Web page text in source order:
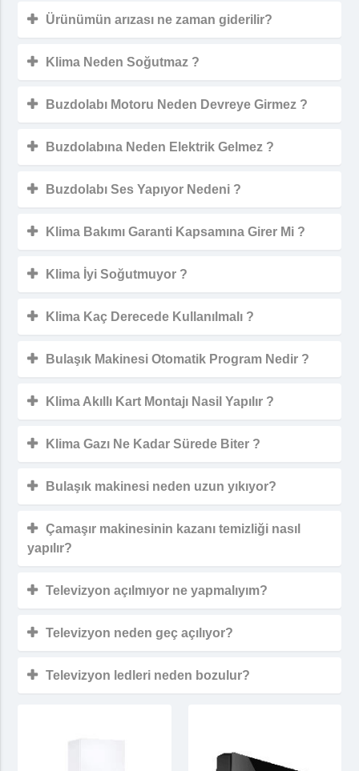
Ürünümün arızası ne zaman giderilir?
Klima Neden Soğutmaz ?
Buzdolabı Motoru Neden Devreye Girmez ?
Buzdolabına Neden Elektrik Gelmez ?
Buzdolabı Ses Yapıyor Nedeni ?
Klima Bakımı Garanti Kapsamına Girer Mi ?
Klima İyi Soğutmuyor ?
Klima Kaç Derecede Kullanılmalı ?
Bulaşık Makinesi Otomatik Program Nedir ?
Klima Akıllı Kart Montajı Nasil Yapılır ?
Klima Gazı Ne Kadar Sürede Biter ?
Bulaşık makinesi neden uzun yıkıyor?
Çamaşır makinesinin kazanı temizliği nasıl
yapılır?
Televizyon açılmıyor ne yapmalıyım?
Televizyon neden geç açılıyor?
Televizyon ledleri neden bozulur?